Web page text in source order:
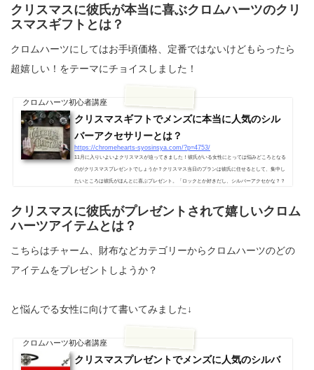
アイテムって結構年代によって様々なので困ります・・・そこで今回は芸能人愛用者も多数の男
のカッコいいブランド、クロムハーツの財布をまとめました。クリスマス...
クリスマスに彼氏が本当に喜ぶクロムハーツのクリ
スマスギフトとは？
クロムハーツにしてはお手頃価格、定番ではないけどもらったら
超嬉しい！をテーマにチョイスしました！
クロムハーツ初心者講座
クリスマスギフトでメンズに本当に人気のシル
バーアクセサリーとは？
https://chromehearts-syosinsya.com/?p=4753/
11月に入りいよいよクリスマスが迫ってきました！彼氏がいる女性にとっては悩みどころとなる
のがクリスマスプレゼントでしょうか？クリスマス当日のプランは彼氏に任せるとして、集中し
たいところは彼氏がほんとに喜ぶプレゼント。「ロックとか好きだし、シルバーアクセかな？？
う女性も多いいと思います。クロムハーツは大手通販ショップの人気クリスマスギフトランキン
グでも上位の常連。でも正直言ってクロムハーツって高いです。大学生や2...
クリスマスに彼氏がプレゼントされて嬉しいクロム
ハーツアイテムとは？
こちらはチャーム、財布などカテゴリーからクロムハーツのどの
アイテムをプレゼントしようか？
と悩んでる女性に向けて書いてみました↓
クロムハーツ初心者講座
クリスマスプレゼントでメンズに人気のシルバ